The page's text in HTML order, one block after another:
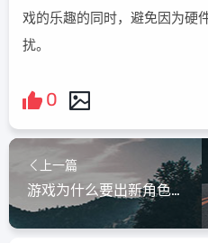
戏的乐趣的同时，避免因为硬
扰。
0
上一篇
游戏为什么要出新角色呢